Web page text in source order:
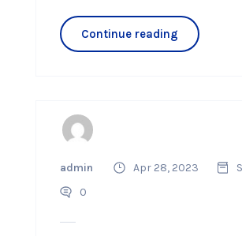
Continue reading
admin Apr 28, 2023
0